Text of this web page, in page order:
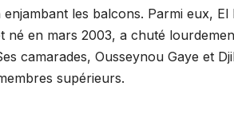
les balcons. Parmi eux, El
né en mars 2003, a chuté
camarades, Ousseynou Gaye et
supérieurs.